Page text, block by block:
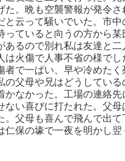
。晩も空襲警報が発令
云って騒いでいた。市
ていると向うの方から
るので別れ私は友達と
火傷で人事不省の様で
で一ぱい、早や冷めたく
父母や兄はどうしてい
なかった。工場の連絡先
い喜びに打たれた。父
父母も喜んで飛んで出
保の壕で一夜を明かし